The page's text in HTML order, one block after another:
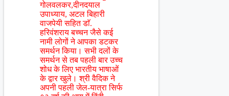
गोलवलकर,दीनदयाल
उपाध्याय, अटल बिहारी
वाजपेयी सहित डाॅ.
हरिवंशराय बच्चन जैसे कई
नामी लोगों ने आपका डटकर
समर्थन किया। सभी दलों के
समर्थन से तब पहली बार उच्च
शोध के लिए भारतीय भाषाओं
के द्वार खुले। श्री वैदिक ने
अपनी पहली जेल-यात्रा सिर्फ